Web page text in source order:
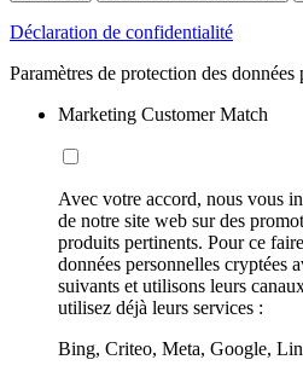
Déclaration de confidentialité
Paramètres de protection des données
Marketing Customer Match
Avec votre accord, nous vous
de notre site web sur des
produits pertinents. Pour ce
données personnelles cryptées
suivants et utilisons leurs
utilisez déjà leurs services :
Bing, Criteo, Meta, Google,